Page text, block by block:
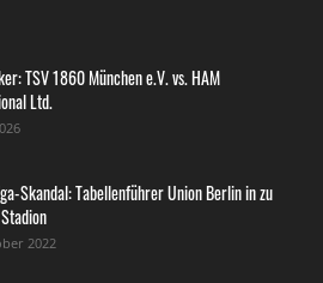
TSV 1860 München e.V. vs. HAM
Ltd.
Skandal: Tabellenführer Union Berlin in zu
2022